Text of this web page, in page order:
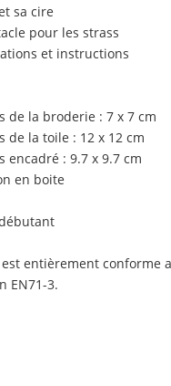
sa cire
pour les strass
et instructions
de la broderie : 7 x 7 cm
de la toile : 12 x 12 cm
encadré : 9.7 x 9.7 cm
en boite
entièrement conforme
EN71-3.